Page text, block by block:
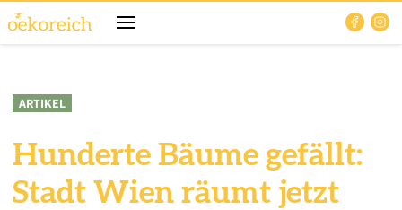
ARTIKEL
Hunderte Bäume gefällt:
Stadt Wien räumt jetzt